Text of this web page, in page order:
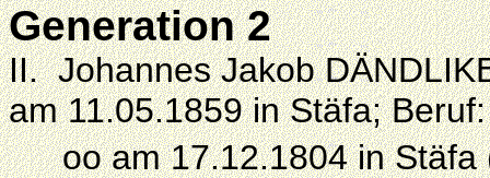
Generation 2
II. Johannes Jakob
am 11.05.1859 in Stäfa;
oo am 17.12.1804 in